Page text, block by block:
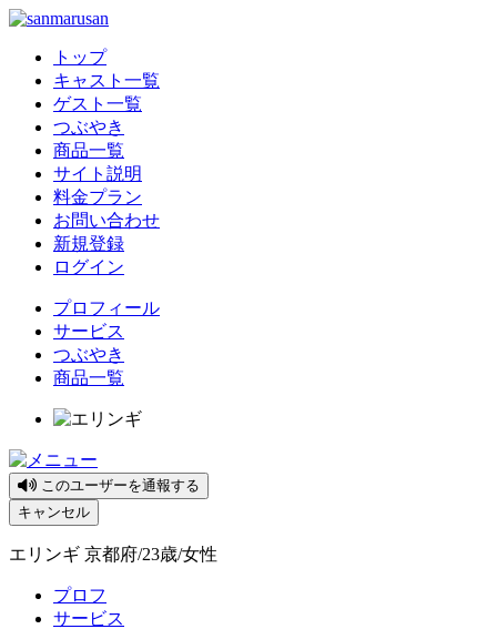
トップ
キャスト一覧
ゲスト一覧
つぶやき
商品一覧
サイト説明
料金プラン
お問い合わせ
新規登録
ログイン
プロフィール
サービス
つぶやき
商品一覧
このユーザーを通報する
キャンセル
エリンギ 京都府/23歳/女性
プロフ
サービス